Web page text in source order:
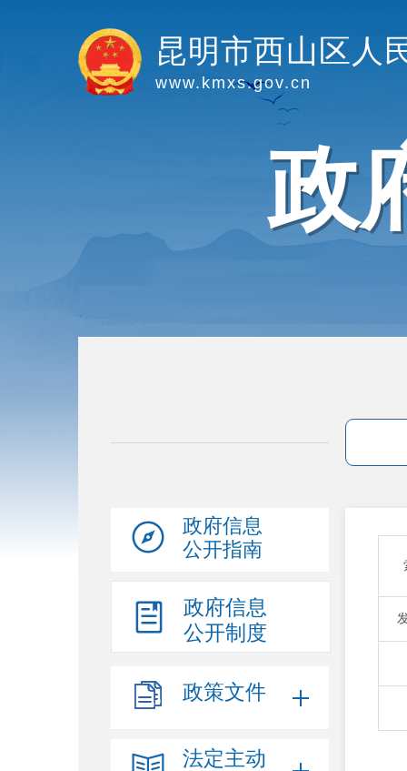
昆明市西山区人
www.kmxs.gov.cn
政
政府信息
公开指南
政府信息
公开制度
政策文件
法定主动